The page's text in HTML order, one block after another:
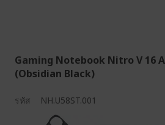
Gaming Notebook Nitro V 16
(Obsidian Black)
รหัส NH.U58ST.001